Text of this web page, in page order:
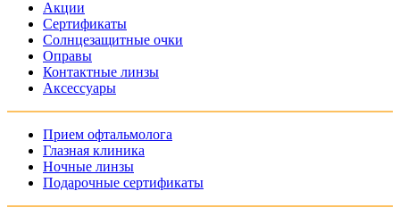
Акции
Сертификаты
Солнцезащитные очки
Оправы
Контактные линзы
Аксессуары
Прием офтальмолога
Глазная клиника
Ночные линзы
Подарочные сертификаты